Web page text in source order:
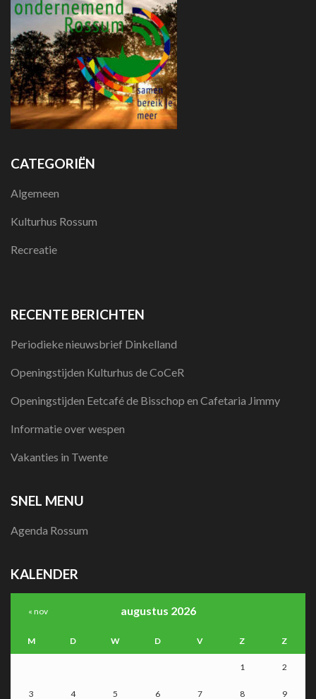
CATEGORIËN
Algemeen
Kulturhus Rossum
Recreatie
RECENTE BERICHTEN
Periodieke nieuwsbrief Dinkelland
Openingstijden Kulturhus de CoCeR
Openingstijden Eetcafé de Bisschop en Cafetaria Jimmy
Informatie over wespen
Vakanties in Twente
SNEL MENU
Agenda Rossum
KALENDER
augustus 2026
M D W D V Z Z
1 2
3 4 5 6 7 8 9
« nov